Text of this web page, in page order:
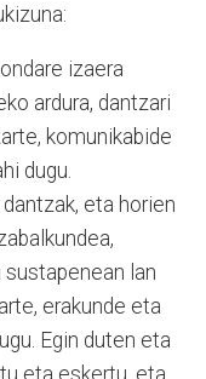
izaera
ardura, dantzari
komunikabide
dugu.
eta horien
sustapenean lan
erakunde eta
Egin duten eta